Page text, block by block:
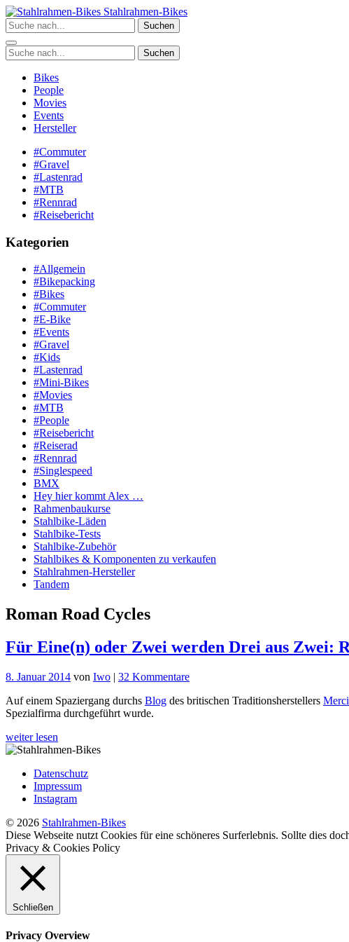
Zum
Inhalt
springen
Stahlrahmen-Bikes
Suchen
Suchen
Bikes
People
Movies
Events
Hersteller
#Commuter
#Gravel
#Lastenrad
#MTB
#Rennrad
#Reisebericht
Kategorien
#Allgemein
#Bikepacking
#Bikes
#Commuter
#E-Bike
#Events
#Gravel
#Kids
#Lastenrad
#Mini-Bikes
#Movies
#MTB
#People
#Reisebericht
#Reiserad
#Rennrad
#Singlespeed
BMX
Hey hier kommt Alex …
Rahmenbaukurse
Stahlbike-Läden
Stahlbike-Tests
Stahlbike-Zubehör
Stahlbikes & Komponenten zu verkaufen
Stahlrahmen-Hersteller
Tandem
Roman Road Cycles
Für Eine(n) oder Zwei werden Drei aus Zwei:
8. Januar 2014 von Iwo | 32 Kommentarezu
Eine(n)
Auf einem Spaziergang durchs Blog des britischen Traditionsherstellers
Spezialfirma durchgeführt wurde.
weiter lesen
Datenschutz
Impressum
Instagram
© 2026 Stahlrahmen-Bikes
Diese Webseite nutzt Cookies für eine schöneres Surferlebnis. Sollte dies
Privacy & Cookies Policy
Schließen
Privacy Overview